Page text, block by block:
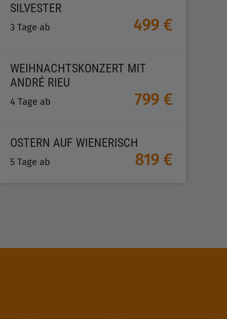
SILVESTER
3 Tage ab 499 €
WEIHNACHTSKONZERT MIT
ANDRÉ RIEU
4 Tage ab 799 €
OSTERN AUF WIENERISCH
5 Tage ab 819 €